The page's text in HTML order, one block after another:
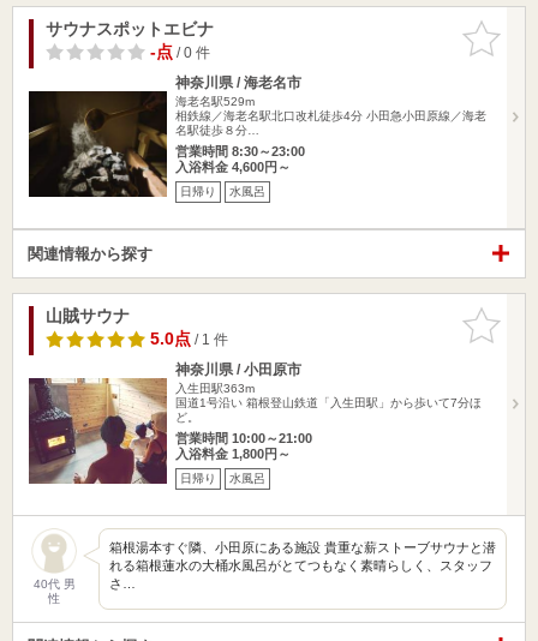
お気に入
りに追加
サウナスポットエビナ
-点/ 0 件
神奈川県 / 海老名市
海老名駅529m
相鉄線／海老名駅北口改札徒歩4分 小田急小田原線／海老
名駅徒歩８分…
営業時間 8:30～23:00
入浴料金 4,600円～
日帰り 水風呂
関連情報から探す
お気に入
りに追加
山賊サウナ
5.0点/ 1 件
神奈川県 / 小田原市
入生田駅363m
国道1号沿い 箱根登山鉄道「入生田駅」から歩いて7分ほ
ど。
営業時間 10:00～21:00
入浴料金 1,800円～
日帰り 水風呂
40代 男
性
箱根湯本すぐ隣、小田原にある施設 貴重な薪ストーブサウナと潜
れる箱根蓮水の大桶水風呂がとてつもなく素晴らしく、スタッフ
さ…